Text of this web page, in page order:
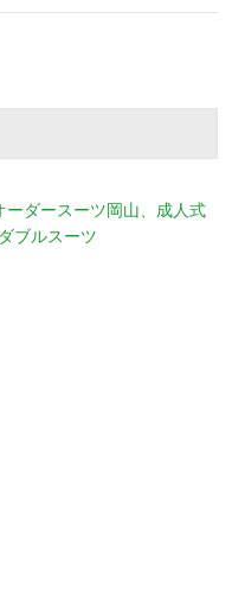
ダースーツ岡山、成人式
ブルスーツ